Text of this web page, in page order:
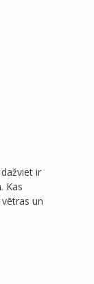
ir
Kas
un